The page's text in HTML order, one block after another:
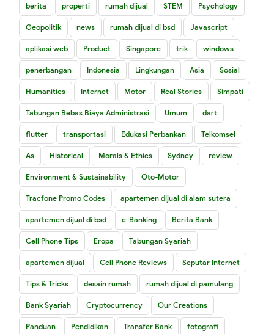
berita properti rumah dijual STEM Psychology
Geopolitik news rumah dijual di bsd Javascript
aplikasi web Product Singapore trik windows
penerbangan Indonesia Lingkungan Asia Sosial
Humanities Internet Motor Real Stories Simpati
Tabungan Bebas Biaya Administrasi Umum dart
flutter transportasi Edukasi Perbankan Telkomsel
As Historical Morals & Ethics Sydney review
Environment & Sustainability Oto-Motor
Tracfone Promo Codes apartemen dijual di alam sutera
apartemen dijual di bsd e-Banking Berita Bank
Cell Phone Tips Eropa Tabungan Syariah
apartemen dijual Cell Phone Reviews Seputar Internet
Tips & Tricks desain rumah rumah dijual di pamulang
Bank Syariah Cryptocurrency Our Creations
Panduan Pendidikan Transfer Bank fotografi